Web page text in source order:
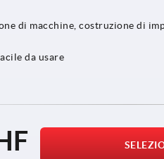
di macchine, costruzione di
da usare